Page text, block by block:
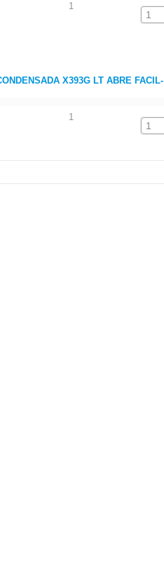
1
X393G LT ABRE FACIL-
1